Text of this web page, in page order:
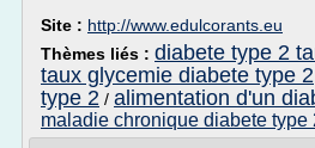
Site : http://www.edulcorants.eu
Thèmes liés : diabete type 2
taux glycemie diabete type 2
type 2 / alimentation d'un
maladie chronique diabete type